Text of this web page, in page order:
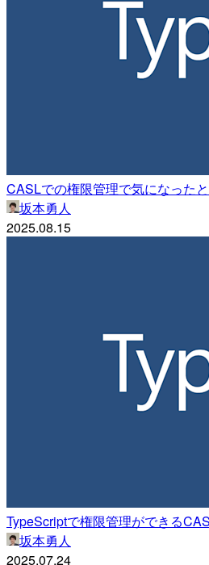
CASLでの権限管理で気になった
坂本勇人
2025.08.15
TypeScriptで権限管理ができる
坂本勇人
2025.07.24